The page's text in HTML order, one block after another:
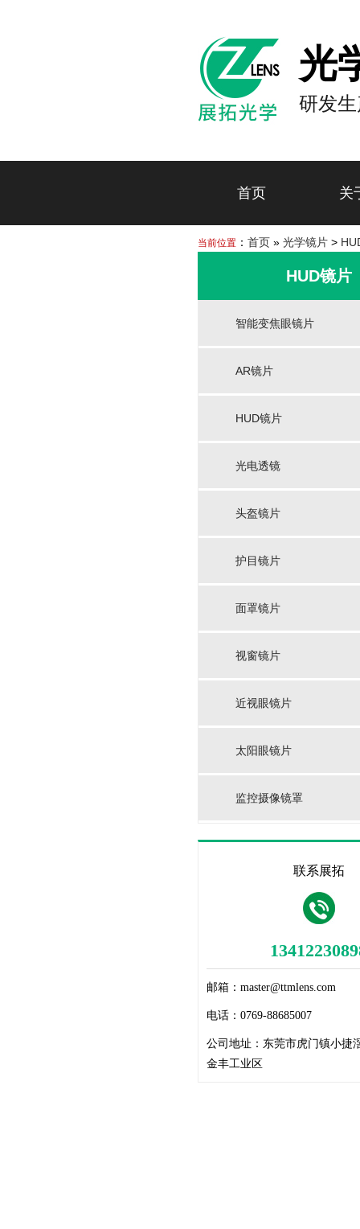
光
研发
首页 关
当前位置 ： 首页 » 光学镜片 >
HUD镜片
智能变焦眼镜片
AR镜片
HUD镜片
光电透镜
头盔镜片
护目镜片
面罩镜片
视窗镜片
近视眼镜片
太阳眼镜片
监控摄像镜罩
联系展拓
邮箱： master@ttmlens.com
电话： 0769-88685007
公司地址： 东莞市虎门镇小捷
金丰工业区